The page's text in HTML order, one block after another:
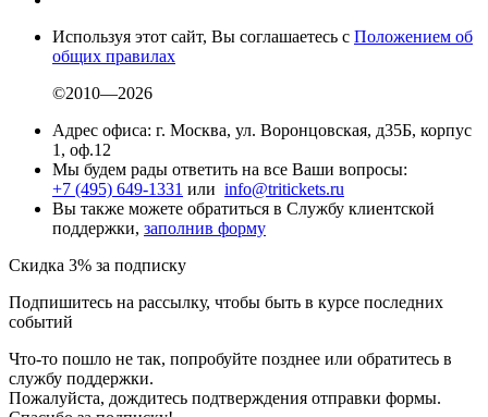
Используя этот сайт, Вы соглашаетесь с Положением об
общих правилах
©2010—2026
Адрес офиса: г. Москва, ул. Воронцовская, д35Б, корпус
1, оф.12
Мы будем рады ответить на все Ваши вопросы:
+7 (495) 649-1331 или info@tritickets.ru
Вы также можете обратиться в Службу клиентской
поддержки, заполнив форму
Скидка 3% за подписку
Подпишитесь на рассылку, чтобы быть в курсе последних
событий
Что-то пошло не так, попробуйте позднее или обратитесь в
службу поддержки.
Пожалуйста, дождитесь подтверждения отправки формы.